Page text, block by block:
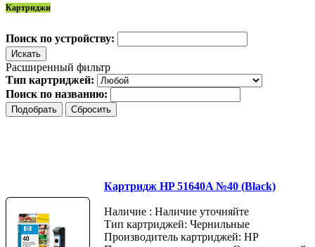
Картриджи
Поиск по устройству:
Расширенный фильтр
Тип картриджей:
Поиск по названию:
Картридж HP 51640A №40 (Black)
Наличие : Наличие уточняйте
Тип картриджей: Чернильные
Производитель картриджей: HP